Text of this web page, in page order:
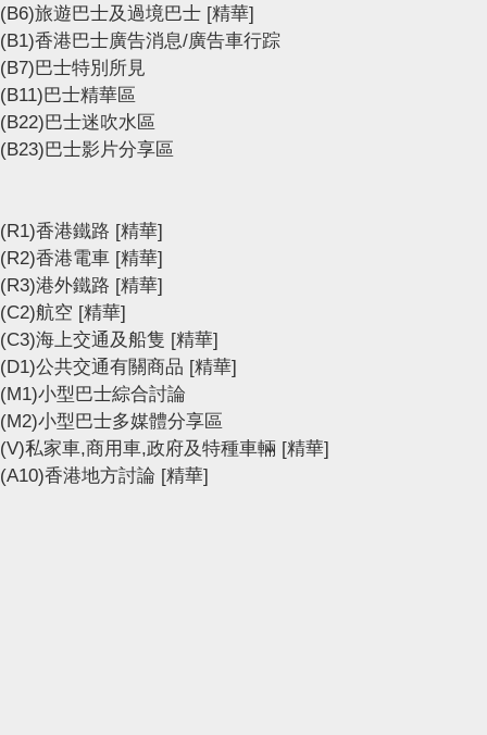
(B6)旅遊巴士及過境巴士 [精華]
(B1)香港巴士廣告消息/廣告車行踪
(B7)巴士特別所見
(B11)巴士精華區
(B22)巴士迷吹水區
(B23)巴士影片分享區
(R1)香港鐵路 [精華]
(R2)香港電車 [精華]
(R3)港外鐵路 [精華]
(C2)航空 [精華]
(C3)海上交通及船隻 [精華]
(D1)公共交通有關商品 [精華]
(M1)小型巴士綜合討論
(M2)小型巴士多媒體分享區
(V)私家車,商用車,政府及特種車輛 [精華]
(A10)香港地方討論 [精華]